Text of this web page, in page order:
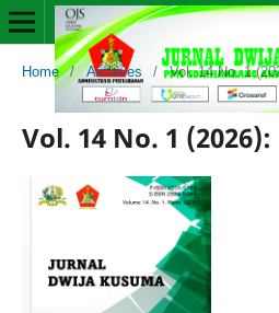
Home / Archives / Vol. 14 No. 1
Vol. 14 No. 1 (2026):